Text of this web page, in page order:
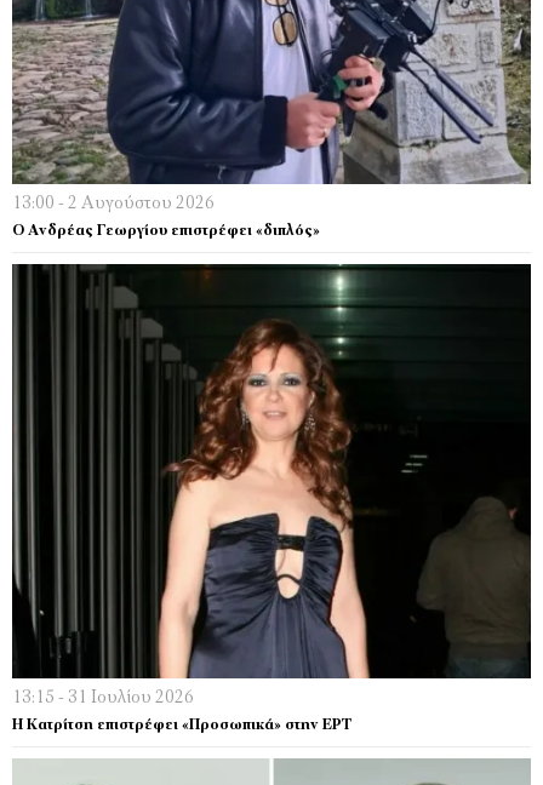
13:00 - 2 Αυγούστου 2026
Ο Ανδρέας Γεωργίου επιστρέφει «διπλός»
13:15 - 31 Ιουλίου 2026
Η Κατρίτση επιστρέφει «Προσωπικά» στην ΕΡΤ